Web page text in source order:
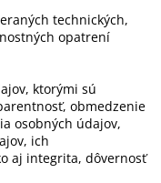
technických,
opatrení
ktorými sú
obmedzenie
osobných údajov,
ich
aj integrita, dôvernosť